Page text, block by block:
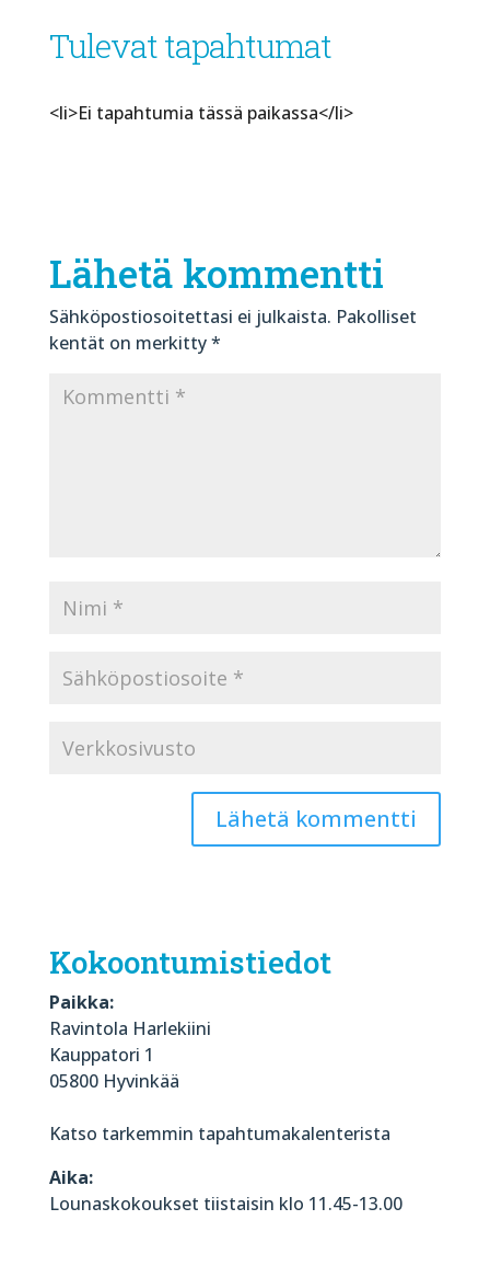
Tulevat tapahtumat
<li>Ei tapahtumia tässä paikassa</li>
Lähetä kommentti
Sähköpostiosoitettasi ei julkaista. Pakolliset
kentät on merkitty*
Kokoontumistiedot
Paikka:
Ravintola Harlekiini
Kauppatori 1
05800 Hyvinkää
Katso tarkemmin tapahtumakalenterista
Aika:
Lounaskokoukset tiistaisin klo 11.45-13.00